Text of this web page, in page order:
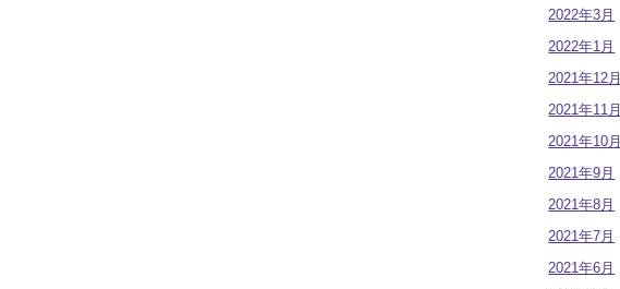
2022年3月
2022年1月
2021年12月
2021年11月
2021年10月
2021年9月
2021年8月
2021年7月
2021年6月